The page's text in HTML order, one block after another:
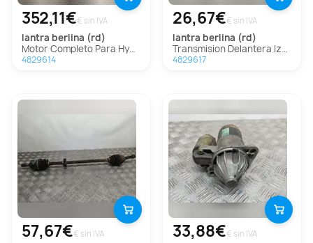
352,11€€ sin IVA
lantra berlina (rd)
Motor Completo Para Hyundai Lantra Berlina
4829614
26,67€€ sin IVA
lantra berlina (rd)
Transmision Delantera Izquierda Para Hyundai Lantra Berlina
4829617
57,67€€ sin IVA 33,88€€ sin IVA